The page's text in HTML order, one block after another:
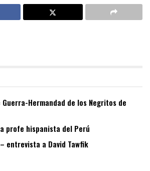
Hermandad de los Negritos de
profe hispanista del Perú
entrevista a David Tawfik